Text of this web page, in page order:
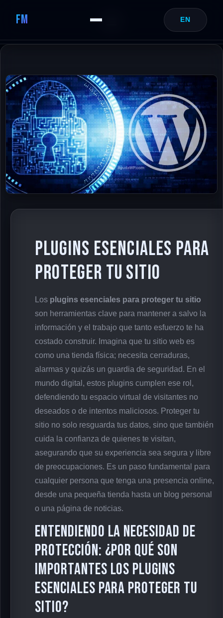
Plugins esenciales para
proteger tu sitio
Los plugins esenciales para proteger tu sitio
son herramientas clave para mantener a salvo la
información y el trabajo que tanto esfuerzo te ha
costado construir. Imagina que tu sitio web es
como una tienda física; necesita cerraduras,
alarmas y quizás un guardia de seguridad. En el
mundo digital, estos plugins cumplen ese rol,
defendiendo tu espacio virtual de visitantes no
deseados o de intentos maliciosos. Proteger tu
sitio no solo resguarda tus datos, sino que también
cuida la confianza de quienes te visitan,
asegurando que su experiencia sea segura y libre
de preocupaciones. Es un paso fundamental para
cualquier persona que tenga una presencia online,
desde una pequeña tienda hasta un blog personal
o una página de noticias.
Entendiendo la Necesidad de
Protección: ¿Por Qué Son
Importantes los Plugins
Esenciales para Proteger tu
Sitio?
FM EN